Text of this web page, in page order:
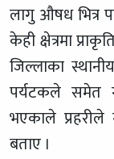
लागु औषध भित्र
केही क्षेत्रमा
जिल्लाका
पर्यटकले समेत
भएकाले
बताए ।